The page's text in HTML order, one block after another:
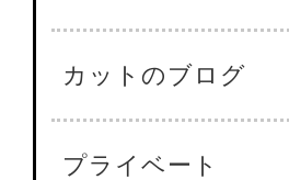
カットのブログ
プライベート